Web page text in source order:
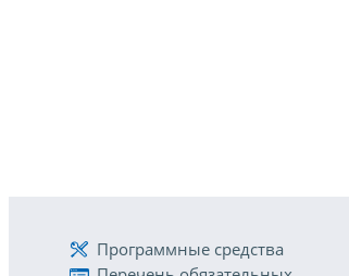
Программные средства